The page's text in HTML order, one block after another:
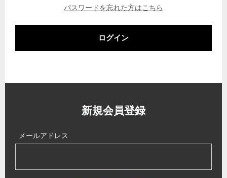
パスワードを忘れた方はこちら
ログイン
新規会員登録
メールアドレス